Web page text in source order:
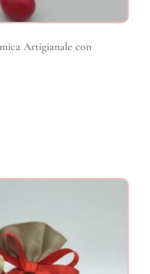
Artigianale con